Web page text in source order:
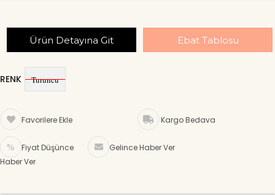
Ürün Detayına Git Ebat Tablosu
RENK Turuncu
Favorilere Ekle Kargo Bedava
Fiyat Düşünce
Haber Ver
Gelince Haber Ver